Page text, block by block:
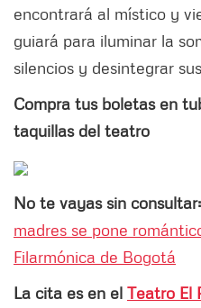
encontrará al místico y
guiará para iluminar la
silencios y desintegrar
Compra tus boletas en
taquillas del teatro
No te vayas sin consultar:
madres se pone
Filarmónica de Bogotá
La cita es en el Teatro El